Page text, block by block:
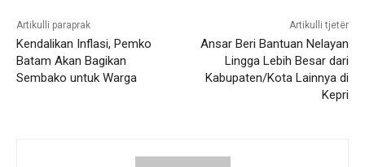
Artikulli paraprak
Kendalikan Inflasi, Pemko
Batam Akan Bagikan
Sembako untuk Warga
Artikulli tjetër
Ansar Beri Bantuan Nelayan
Lingga Lebih Besar dari
Kabupaten/Kota Lainnya di
Kepri